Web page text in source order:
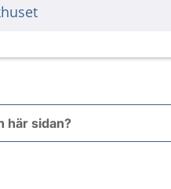
här sidan?